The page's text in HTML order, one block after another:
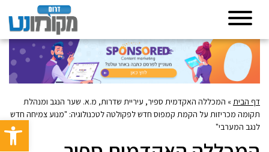
פתח
דף הבית» המכללה האקדמית ספיר, עיריית שדרות, מ.א. שער הנגב ומנהלת
תקומה מכריזות על הקמת קמפוס חדש לפקולטה לטכנולוגיה: "מנוע צמיחה חדש
לנגב המערבי"